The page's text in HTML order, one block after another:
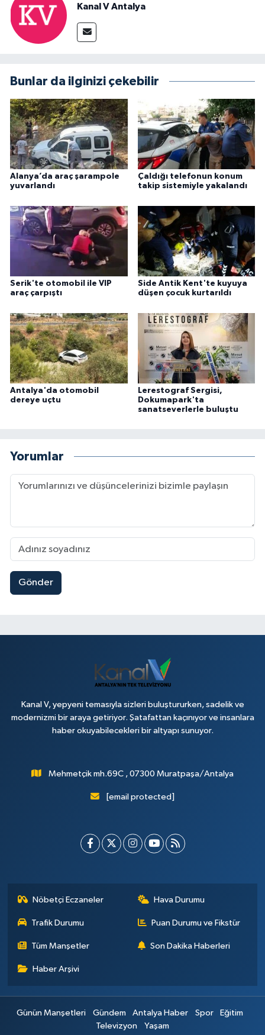
Kanal V Antalya
Bunlar da ilginizi çekebilir
Alanya’da araç şarampole
yuvarlandı
Çaldığı telefonun konum
takip sistemiyle yakalandı
Serik'te otomobil ile VIP
araç çarpıştı
Side Antik Kent'te kuyuya
düşen çocuk kurtarıldı
Antalya'da otomobil
dereye uçtu
Lerestograf Sergisi,
Dokumapark'ta
sanatseverlerle buluştu
Yorumlar
Gönder
Kanal V, yepyeni temasıyla sizleri buluştururken, sadelik ve
modernizmi bir araya getiriyor. Şatafattan kaçınıyor ve insanlara
haber okuyabilecekleri bir altyapı sunuyor.
Mehmetçik mh.69C , 07300 Muratpaşa/Antalya
[email protected]
Nöbetçi Eczaneler Hava Durumu
Trafik Durumu Puan Durumu ve Fikstür
Tüm Manşetler Son Dakika Haberleri
Haber Arşivi
Günün Manşetleri Gündem Antalya Haber Spor
Eğitim
Televizyon
Yaşam